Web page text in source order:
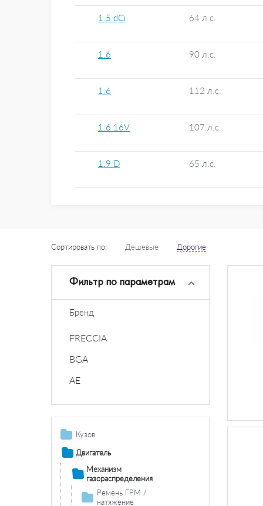
1.5 dCi 64 л.с.
1.6 90 л.с.
1.6 112 л.с.
1.6 16V 107 л.с.
1.9 D 65 л.с.
Сортировать по: Дешевые Дорогие
Фильтр по параметрам
Бренд
FRECCIA
BGA
AE
Кузов
Дополнительная
комплектующие
Противотуманная
фара /
комплектующие
Система
освещения /
Двигатель
Механизм
газораспределения
Ремень ГРМ /
натяжение